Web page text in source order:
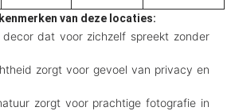
van deze locaties:
decor dat voor zichzelf spreekt zonder
zorgt voor gevoel van privacy en
zorgt voor prachtige fotografie in